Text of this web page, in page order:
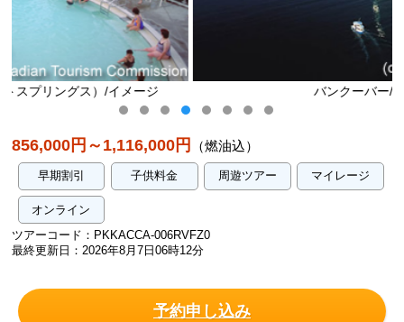
856,000円～1,116,000円 （燃油込）
早期割引 子供料金 周遊ツアー マイレージ
オンライン
ツアーコード：PKKACCA-006RVFZ0
最終更新日：2026年8月7日06時12分
予約申し込み